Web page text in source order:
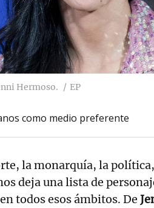
Hermoso. EP
como medio preferente
la monarquía, la
deja una lista de
todos esos ámbitos. De